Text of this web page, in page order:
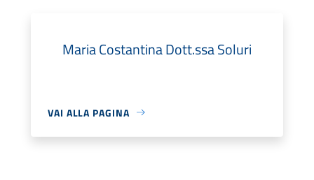
Maria Costantina Dott.ssa Soluri
VAI ALLA PAGINA